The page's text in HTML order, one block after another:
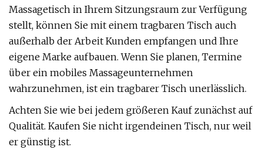
Massagetisch in Ihrem Sitzungsraum zur Verfügung
stellt, können Sie mit einem tragbaren Tisch auch
außerhalb der Arbeit Kunden empfangen und Ihre
eigene Marke aufbauen. Wenn Sie planen, Termine
über ein mobiles Massageunternehmen
wahrzunehmen, ist ein tragbarer Tisch unerlässlich.
Achten Sie wie bei jedem größeren Kauf zunächst auf
Qualität. Kaufen Sie nicht irgendeinen Tisch, nur weil
er günstig ist.